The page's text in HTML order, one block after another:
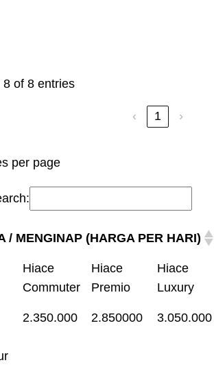
of 8 entries
‹ 1 ›
per page
/ MENGINAP (HARGA PER HARI)
Hiace
Commuter
Hiace
Premio
Hiace
Luxury
2.350.000 2.850000 3.050.000